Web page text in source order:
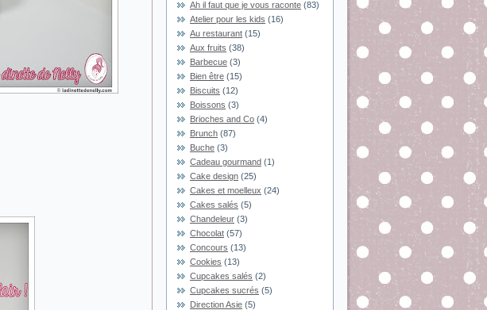
Ah il faut que je vous raconte (83)
Atelier pour les kids (16)
Au restaurant (15)
Aux fruits (38)
Barbecue (3)
Bien être (15)
Biscuits (12)
Boissons (3)
Brioches and Co (4)
Brunch (87)
Buche (3)
Cadeau gourmand (1)
Cake design (25)
Cakes et moelleux (24)
Cakes salés (5)
Chandeleur (3)
Chocolat (57)
Concours (13)
Cookies (13)
Cupcakes salés (2)
Cupcakes sucrés (5)
Direction Asie (5)